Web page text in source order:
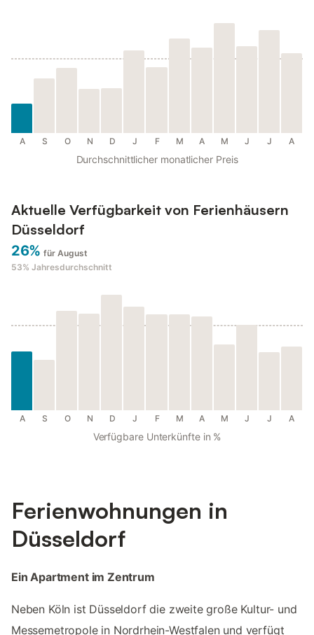
A S O N D J F M A M J J A
Durchschnittlicher monatlicher Preis
Aktuelle Verfügbarkeit von Ferienhäusern
Düsseldorf
26% für August
53% Jahresdurchschnitt
A S O N D J F M A M J J A
Verfügbare Unterkünfte in %
Ferienwohnungen in
Düsseldorf
Ein Apartment im Zentrum
Neben Köln ist Düsseldorf die zweite große Kultur- und
Messemetropole in Nordrhein-Westfalen und verfügt